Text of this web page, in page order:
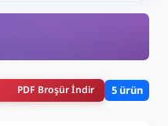
PDF Broşür İndir 5 ürün